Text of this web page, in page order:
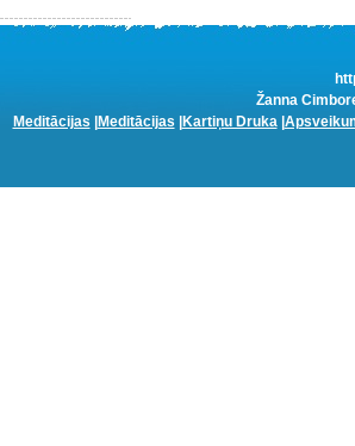
Žanna
Meditācijas
Meditācijas Kartiņu Druka|